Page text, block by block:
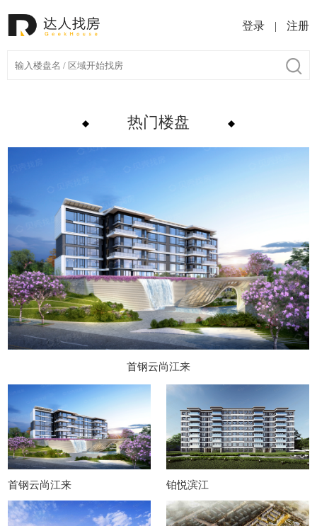
登录 | 注册
热门楼盘
首钢云尚江来
首钢云尚江来 铂悦滨江